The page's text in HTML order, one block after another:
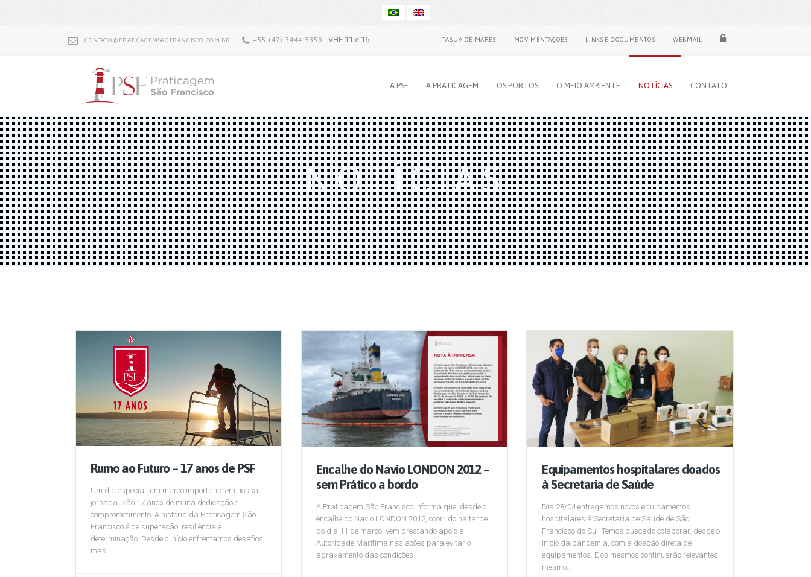
CONTATO@PRATICAGEMSAOFRANCISCO.COM.BR +55 (47) 3444-5350 VHF 11 e 16 TÁBUA DE MARÉS MOVIMENTAÇÕES LINKS E DOCUMENTOS WEBMAIL
A PSF A PRATICAGEM OS PORTOS O MEIO AMBIENTE NOTÍCIAS CONTATO
NOTÍCIAS
Rumo ao Futuro – 17 anos de PSF
Um dia especial, um marco importante em nossa
jornada. São 17 anos de muita dedicação e
comprometimento. A história da Praticagem São
Francisco é de superação, resiliência e
determinação. Desde o início enfrentamos desafios,
mas...
Encalhe do Navio LONDON 2012 –
sem Prático a bordo
A Praticagem São Francisco informa que, desde o
encalhe do Navio LONDON 2012, ocorrido na tarde
do dia 11 de março, vem prestando apoio a
Autoridade Marítima nas ações para evitar o
agravamento das condições...
Equipamentos hospitalares doados
à Secretaria de Saúde
Dia 28/04 entregamos novos equipamentos
hospitalares à Secretaria de Saúde de São
Francisco do Sul. Temos buscado colaborar, desde o
início da pandemia, com a doação direta de
equipamentos. E os mesmos continuarão relevantes
mesmo...